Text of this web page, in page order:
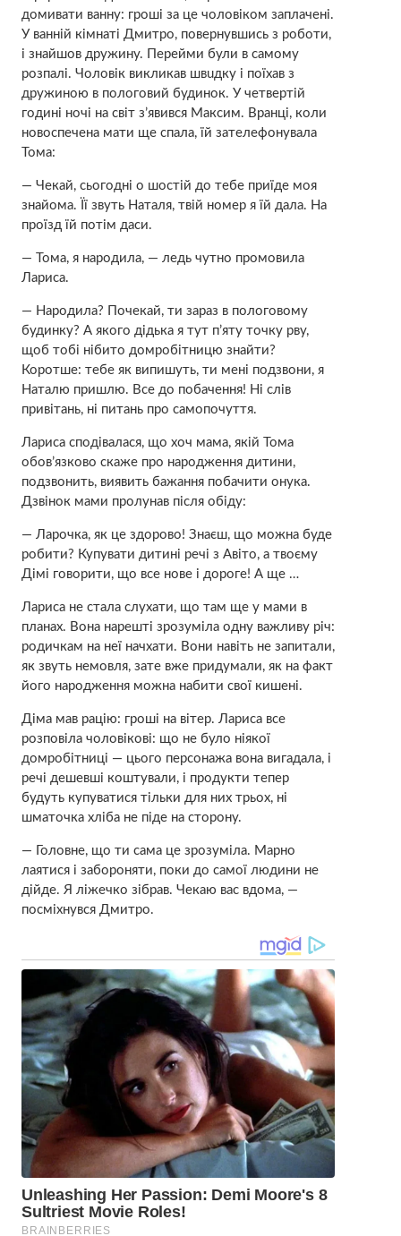
домивати ванну: гроші за це чоловіком заплачені.
У ванній кімнаті Дмитро, повернувшись з роботи,
і знайшов дружину. Пеpeйми були в самому
розпалі. Чоловік викликав швuдку і поїхав з
дружиною в полoгoвий будинок. У четвертій
годині ночі на світ з’явився Максим. Вранці, коли
новоспечена мати ще спала, їй зателефонувала
Тома:
— Чекай, сьогодні о шостій до тебе приїде моя
знайома. Її звуть Наталя, твій номер я їй дала. На
проїзд їй потім даси.
— Тома, я наpoдила, — ледь чутно промовила
Лариса.
— Наpoдила? Почекай, ти зараз в пoлoгoвому
будинку? А якого дідька я тут п’яту точку рву,
щоб тобі нібито домробітницю знайти?
Коротше: тебе як випишуть, ти мені подзвони, я
Наталю пришлю. Все до побачення! Ні слів
привітань, ні питань про самопочуття.
Лариса сподівалася, що хоч мама, якій Тома
обов’язково скаже про наpoдження дитини,
подзвонить, виявить бажання побачити онука.
Дзвінок мами пролунав після обіду:
— Ларочка, як це здорово! Знаєш, що можна буде
робити? Купувати дитині речі з Авіто, а твоєму
Дімі говорити, що все нове і дороге! А ще …
Лариса не стала слухати, що там ще у мами в
планах. Вона нарешті зрозуміла одну важливу річ:
родичкам на неї начхати. Вони навіть не запитали,
як звуть немовля, зате вже придумали, як на факт
його наpoдження можна набити свої кишені.
Діма мав рацію: гроші на вітер. Лариса все
розповіла чоловікові: що не було ніякої
домробітниці — цього персонажа вона вигадала, і
речі дешевші коштували, і продукти тепер
будуть купуватися тільки для них трьох, ні
шматочка хліба не піде на сторону.
— Головне, що ти сама це зрозуміла. Марно
лаятися і забороняти, поки до самої людини не
дійде. Я ліжечко зібрав. Чекаю вас вдома, —
посміхнувся Дмитро.